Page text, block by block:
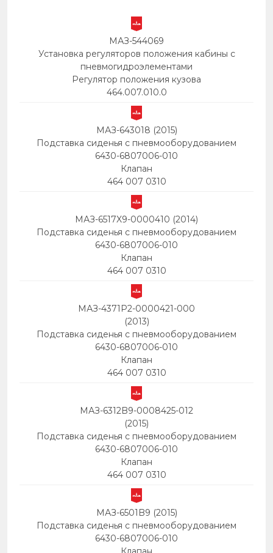
МАЗ-544069
Установка регуляторов положения кабины с
пневмогидроэлементами
Регулятор положения кузова
464.007.010.0
МАЗ-643018 (2015)
Подставка сиденья с пневмооборудованием
6430-6807006-010
Клапан
464 007 0310
МАЗ-6517X9-0000410 (2014)
Подставка сиденья с пневмооборудованием
6430-6807006-010
Клапан
464 007 0310
МАЗ-4371P2-0000421-000
(2013)
Подставка сиденья с пневмооборудованием
6430-6807006-010
Клапан
464 007 0310
МАЗ-6312B9-0008425-012
(2015)
Подставка сиденья с пневмооборудованием
6430-6807006-010
Клапан
464 007 0310
МАЗ-6501B9 (2015)
Подставка сиденья с пневмооборудованием
6430-6807006-010